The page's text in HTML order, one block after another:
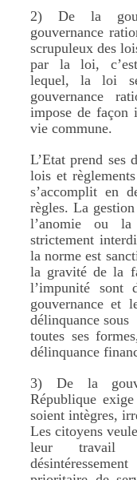
2) De la
gouvernance
scrupuleux des
par la loi,
lequel, la loi
gouvernance
impose de façon
vie commune.
L’Etat prend ses
lois et
s’accomplit en
règles. La
l’anomie ou
strictement
la norme est
la gravité de la
l’impunité sont
gouvernance et
délinquance sous
toutes ses
délinquance
3) De la
République
soient intègres,
Les citoyens
leur travail